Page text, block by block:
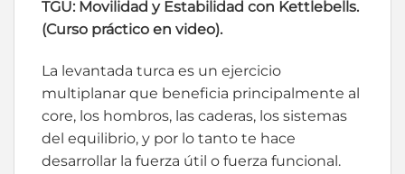
TGU: Movilidad y Estabilidad con Kettlebells.
(Curso práctico en video).
La levantada turca es un ejercicio
multiplanar que beneficia principalmente al
core, los hombros, las caderas, los sistemas
del equilibrio, y por lo tanto te hace
desarrollar la fuerza útil o fuerza funcional.